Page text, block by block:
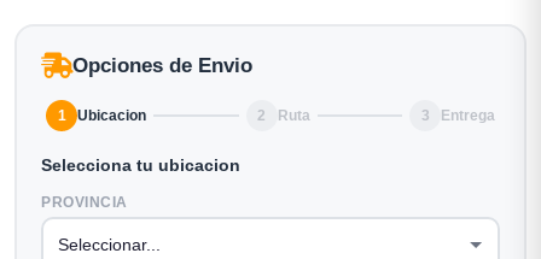
Opciones de Envio
1 Ubicacion 2 Ruta 3 Entrega
Selecciona tu ubicacion
PROVINCIA